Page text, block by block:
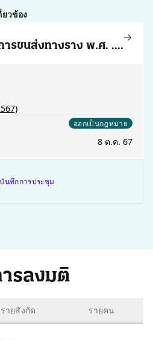
ยวข้อง
รขนส่งทางราง พ.ศ. ....
ออกเป็นกฎหมาย
8 ต.ค. 67
นทึกการประชุม
รลงมติ
รายสังกัด รายคน